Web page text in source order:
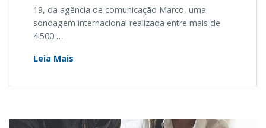
19, da agência de comunicação Marco, uma
sondagem internacional realizada entre mais de
4.500 …
Leia Mais
brasileiros
compras